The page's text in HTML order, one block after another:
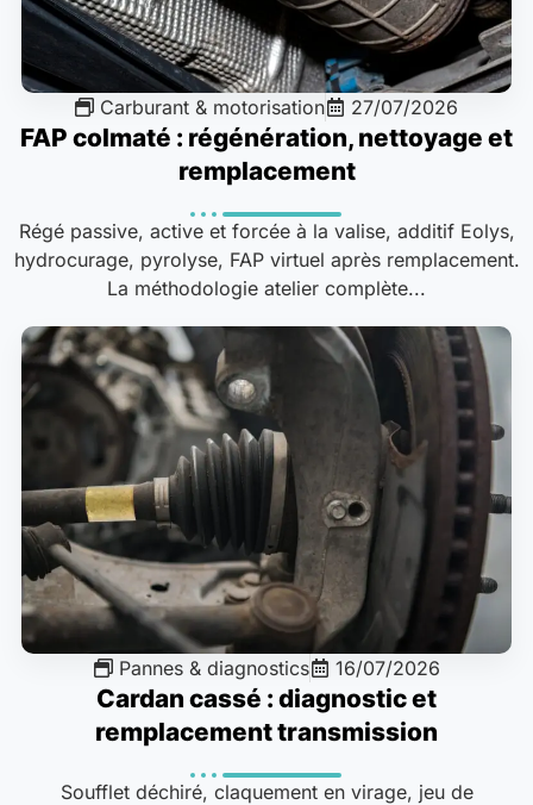
Carburant & motorisation 27/07/2026
FAP colmaté : régénération, nettoyage et
remplacement
Régé passive, active et forcée à la valise, additif Eolys,
hydrocurage, pyrolyse, FAP virtuel après remplacement.
La méthodologie atelier complète...
Pannes & diagnostics 16/07/2026
Cardan cassé : diagnostic et
remplacement transmission
Soufflet déchiré, claquement en virage, jeu de